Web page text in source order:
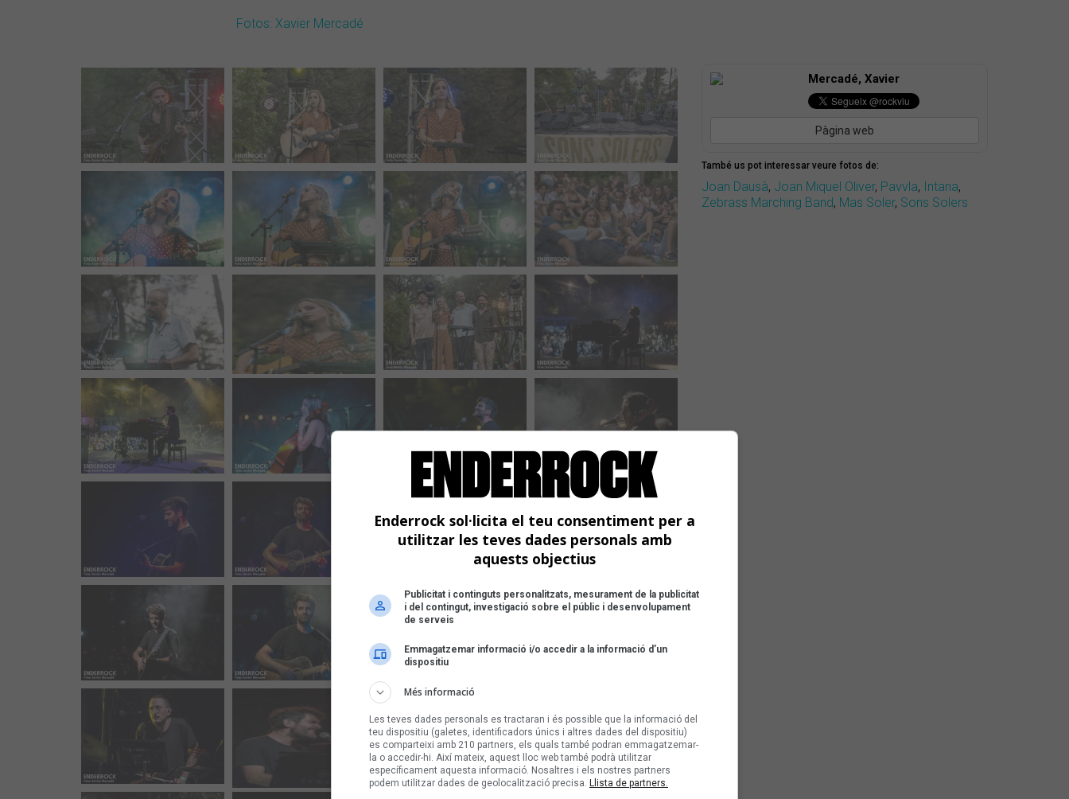
Fotos: Xavier Mercadé
Mercadé, Xavier
Pàgina web
També us pot interessar veure fotos de:
Joan Dausà, Joan Miquel Oliver, Pavvla, Intana,
Zebrass Marching Band, Mas Soler, Sons Solers
Enderrock sol·licita el teu consentiment per a
utilitzar les teves dades personals amb
aquests objectius
Publicitat i continguts personalitzats, mesurament de la publicitat
i del contingut, investigació sobre el públic i desenvolupament
de serveis
Emmagatzemar informació i/o accedir a la informació d’un
dispositiu
Més informació
Les teves dades personals es tractaran i és possible que la informació del
teu dispositiu (galetes, identificadors únics i altres dades del dispositiu)
es comparteixi amb 210 partners, els quals també podran emmagatzemar-
la o accedir-hi. Així mateix, aquest lloc web també podrà utilitzar
específicament aquesta informació. Nosaltres i els nostres partners
podem utilitzar dades de geolocalització precisa. Llista de partners.